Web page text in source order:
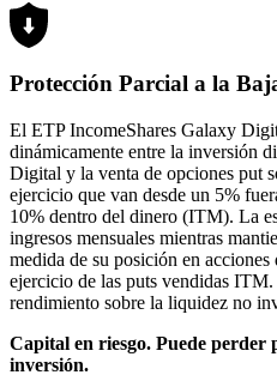
Protección Parcial a la
El ETP IncomeShares Galaxy
dinámicamente entre la inversión
Digital y la venta de opciones put
ejercicio que van desde un 5%
10% dentro del dinero (ITM). La
ingresos mensuales mientras
medida de su posición en
ejercicio de las puts vendidas
rendimiento sobre la liquidez no
Capital en riesgo. Puede perder
inversión.